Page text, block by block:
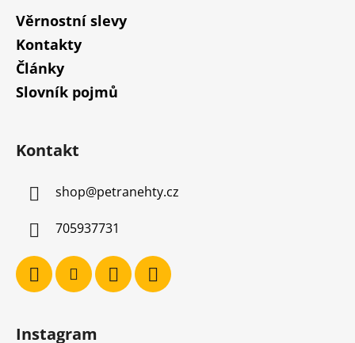
Věrnostní slevy
Kontakty
Články
Slovník pojmů
Kontakt
shop@petranehty.cz
705937731
Instagram